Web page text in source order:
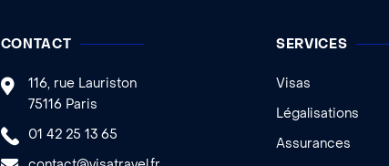
CONTACT
116, rue Lauriston
75116 Paris
01 42 25 13 65
SERVICES
Visas
Légalisations
Assurances